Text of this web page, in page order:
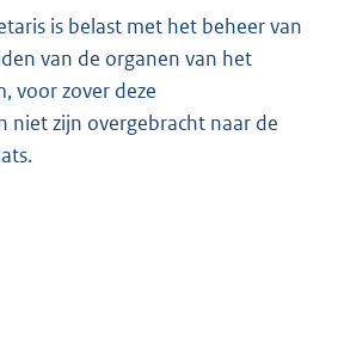
is belast met het beheer van
van de organen van het
voor zover deze
niet zijn overgebracht naar de